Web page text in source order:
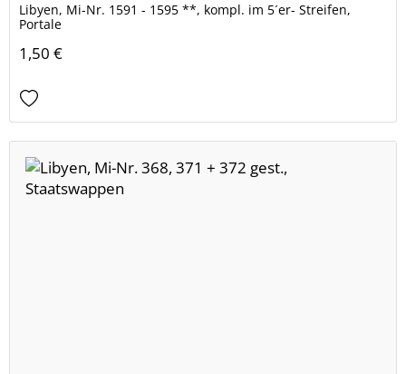
Libyen, Mi-Nr. 1591 - 1595 **, kompl. im 5´er- Streifen,
Portale
1,50 €